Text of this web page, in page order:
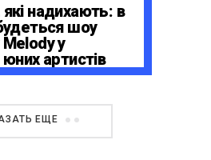
надихають: в
шоу
у
юних артистів
Studio
ЕЩЕ